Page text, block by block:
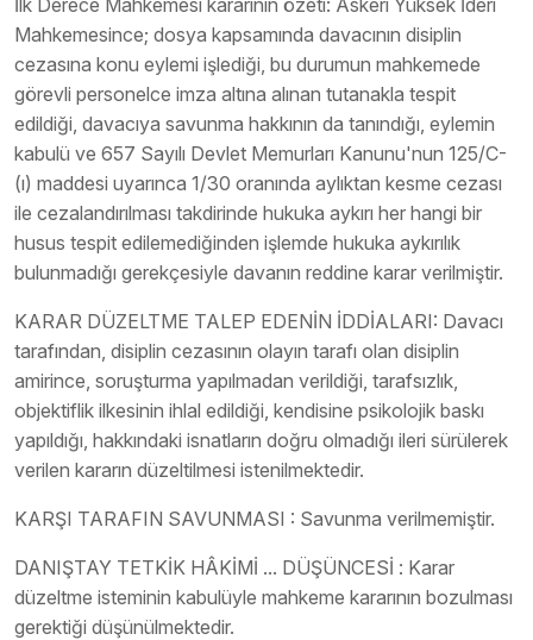
İlk Derece Mahkemesi kararının özeti: Askeri Yüksek İderi
Mahkemesince; dosya kapsamında davacının disiplin
cezasına konu eylemi işlediği, bu durumun mahkemede
görevli personelce imza altına alınan tutanakla tespit
edildiği, davacıya savunma hakkının da tanındığı, eylemin
kabulü ve 657 Sayılı Devlet Memurları Kanunu'nun 125/C-
(ı) maddesi uyarınca 1/30 oranında aylıktan kesme cezası
ile cezalandırılması takdirinde hukuka aykırı her hangi bir
husus tespit edilemediğinden işlemde hukuka aykırılık
bulunmadığı gerekçesiyle davanın reddine karar verilmiştir.
KARAR DÜZELTME TALEP EDENİN İDDİALARI: Davacı
tarafından, disiplin cezasının olayın tarafı olan disiplin
amirince, soruşturma yapılmadan verildiği, tarafsızlık,
objektiflik ilkesinin ihlal edildiği, kendisine psikolojik baskı
yapıldığı, hakkındaki isnatların doğru olmadığı ileri sürülerek
verilen kararın düzeltilmesi istenilmektedir.
KARŞI TARAFIN SAVUNMASI : Savunma verilmemiştir.
DANIŞTAY TETKİK HÂKİMİ ... DÜŞÜNCESİ : Karar
düzeltme isteminin kabulüyle mahkeme kararının bozulması
gerektiği düşünülmektedir.